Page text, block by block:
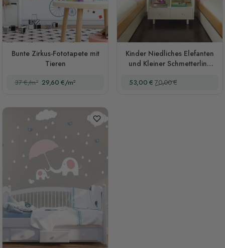
Bunte Zirkus-Fototapete mit
Tieren
37 €/m² 29,60 €/m²
Kinder Niedliches Elefanten
und Kleiner Schmetterling
Sonderpreis
53,00 € Regulärer Preis
70,00 €